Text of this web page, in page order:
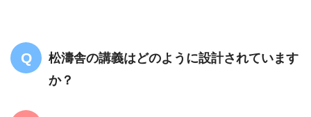
松濤舎の講義はどのように設計されています
か？